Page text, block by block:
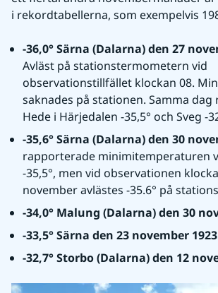
i rekordtabellerna, som exempelvis
Avläst på stationstermometern vid
observationstillfället klockan 08.
saknades på stationen. Samma
Hede i Härjedalen -35,5° och Sveg -
-35,6° Särna (Dalarna) den 30
rapporterade minimitemperaturen
-35,5°, men vid observationen
november avlästes -35.6° på
-34,0° Malung (Dalarna) den 30
-33,5° Särna den 23 november
-32,7° Storbo (Dalarna) den 12